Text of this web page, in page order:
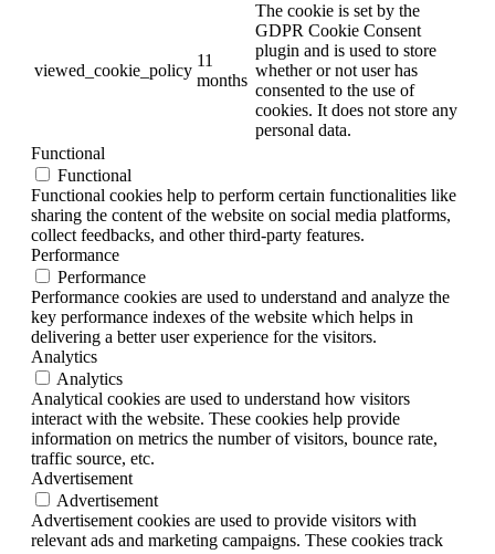
viewed_cookie_policy
11
months
The cookie is set by the
GDPR Cookie Consent
plugin and is used to store
whether or not user has
consented to the use of
cookies. It does not store any
personal data.
Functional
Functional
Functional cookies help to perform certain functionalities like
sharing the content of the website on social media platforms,
collect feedbacks, and other third-party features.
Performance
Performance
Performance cookies are used to understand and analyze the
key performance indexes of the website which helps in
delivering a better user experience for the visitors.
Analytics
Analytics
Analytical cookies are used to understand how visitors
interact with the website. These cookies help provide
information on metrics the number of visitors, bounce rate,
traffic source, etc.
Advertisement
Advertisement
Advertisement cookies are used to provide visitors with
relevant ads and marketing campaigns. These cookies track